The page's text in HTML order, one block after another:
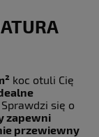
koc otuli Cię
Sprawdzi się o
zapewni
przewiewny